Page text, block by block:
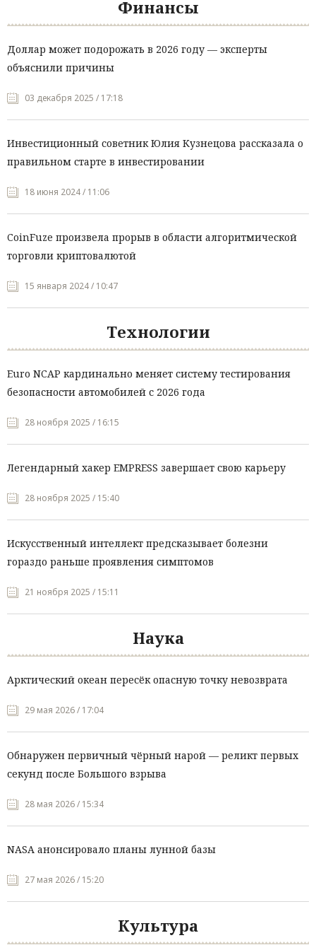
Финансы
Доллар может подорожать в 2026 году — эксперты
объяснили причины
03 декабря 2025 / 17:18
Инвестиционный советник Юлия Кузнецова рассказала о
правильном старте в инвестировании
18 июня 2024 / 11:06
CoinFuze произвела прорыв в области алгоритмической
торговли криптовалютой
15 января 2024 / 10:47
Технологии
Euro NCAP кардинально меняет систему тестирования
безопасности автомобилей с 2026 года
28 ноября 2025 / 16:15
Легендарный хакер EMPRESS завершает свою карьеру
28 ноября 2025 / 15:40
Искусственный интеллект предсказывает болезни
гораздо раньше проявления симптомов
21 ноября 2025 / 15:11
Наука
Арктический океан пересёк опасную точку невозврата
29 мая 2026 / 17:04
Обнаружен первичный чёрный нарой — реликт первых
секунд после Большого взрыва
28 мая 2026 / 15:34
NASA анонсировало планы лунной базы
27 мая 2026 / 15:20
Культура